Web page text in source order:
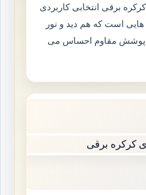
برقی انتخابی کاربردی
است که هم دید و نور
پوشش مقاوم احساس می